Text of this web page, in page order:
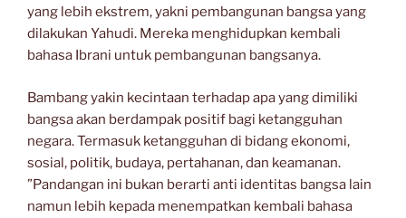
yang lebih ekstrem, yakni pembangunan bangsa yang
dilakukan Yahudi. Mereka menghidupkan kembali
bahasa Ibrani untuk pembangunan bangsanya.
Bambang yakin kecintaan terhadap apa yang dimiliki
bangsa akan berdampak positif bagi ketangguhan
negara. Termasuk ketangguhan di bidang ekonomi,
sosial, politik, budaya, pertahanan, dan keamanan.
”Pandangan ini bukan berarti anti identitas bangsa lain
namun lebih kepada menempatkan kembali bahasa